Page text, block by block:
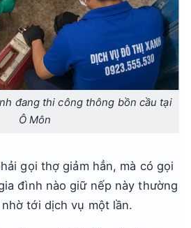
đang thi công thông bồn cầu tại
Ô Môn
gọi thợ giảm hẳn, mà có gọi
đình nào giữ nếp này thường
tới dịch vụ một lần.